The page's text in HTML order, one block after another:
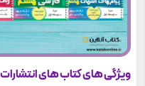
ویژگی های کتاب های